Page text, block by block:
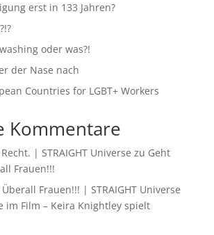
erst in 133 Jahren?
oder was?!
der Nase nach
Countries for LGBT+ Workers
Kommentare
| STRAIGHT Universe zu Geht
Frauen!!!
Frauen!!! | STRAIGHT Universe
im Film – Keira Knightley spielt